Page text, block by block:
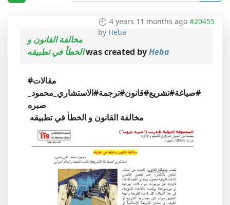
4 years 11 months ago #20455
by Heba
مخالفة القانون و
الخطأ في تطبيقهwas created byHeba
#مقالات
#صياغة#تشريع#قانون#ترجمة#الاستشاري_محمود_
صبره
مخالفة القانون و الخطأ في تطبيقه